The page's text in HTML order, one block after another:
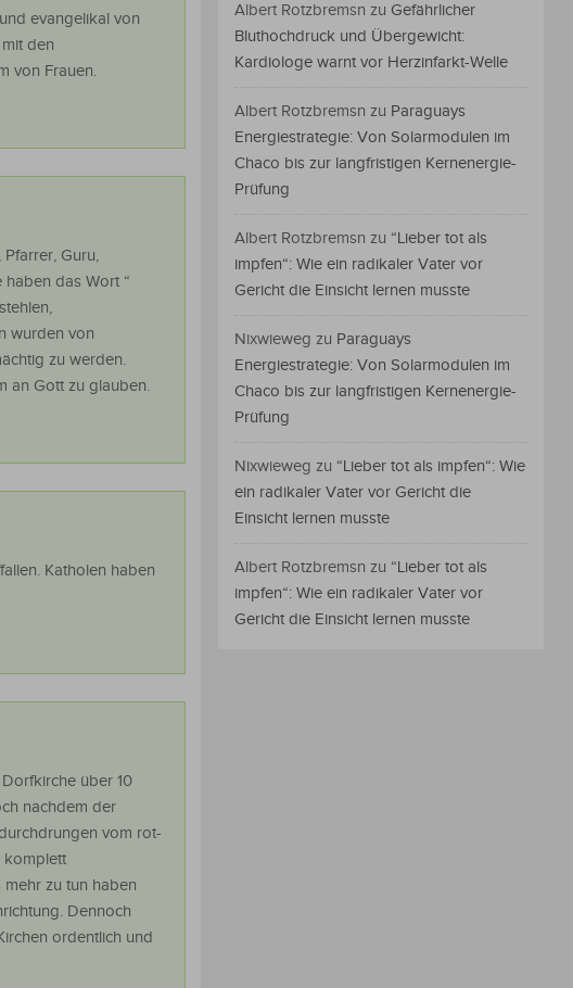
evangelikal von
den
von Frauen.
Guru,
das Wort “
wurden von
zu werden.
an Gott zu glauben.
Katholen haben
über 10
nachdem der
vom rot-
komplett
mehr zu tun haben
Dennoch
ordentlich und
Albert Rotzbremsn zu Gefährlicher
Bluthochdruck und Übergewicht:
Kardiologe warnt vor Herzinfarkt-Welle
Albert Rotzbremsn zu Paraguays
Energiestrategie: Von Solarmodulen im
Chaco bis zur langfristigen Kernenergie-
Prüfung
Albert Rotzbremsn zu “Lieber tot als
impfen“: Wie ein radikaler Vater vor
Gericht die Einsicht lernen musste
Nixwieweg zu Paraguays
Energiestrategie: Von Solarmodulen im
Chaco bis zur langfristigen Kernenergie-
Prüfung
Nixwieweg zu “Lieber tot als impfen“: Wie
ein radikaler Vater vor Gericht die
Einsicht lernen musste
Albert Rotzbremsn zu “Lieber tot als
impfen“: Wie ein radikaler Vater vor
Gericht die Einsicht lernen musste